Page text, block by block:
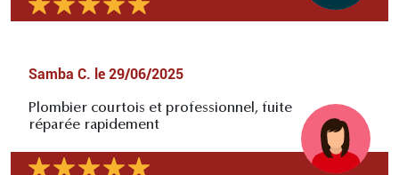
Samba C. le 29/06/2025
Plombier courtois et professionnel, fuite
réparée rapidement